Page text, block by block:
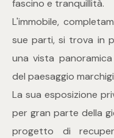
fascino e tranquillità.
L'immobile,
sue parti, si trova in
una vista
del paesaggio
La sua esposizione
per gran parte della
progetto di
Terreni
Prezzo